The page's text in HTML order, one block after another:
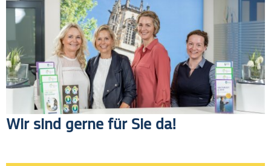
Kontakt
Wir sind gerne für Sie da!